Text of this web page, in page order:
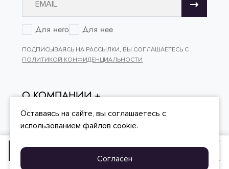
Для него Для нее
ПОДПИСЫВАЯСЬ НА РАССЫЛКИ, ВЫ СОГЛАШАЕТЕСЬ С
ПОЛИТИКОЙ КОНФИДЕНЦИАЛЬНОСТИ
О КОМПАНИИ
ОНЛАЙН - ПОКУПКИ
КЛИЕНТСКИЙ СЕРВИС
Оставаясь на сайте, вы соглашаетесь с
использованием файлов cookie.
Согласен